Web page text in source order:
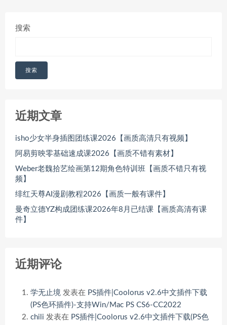
搜索
搜索
近期文章
isho少女半身插图团练课2026【画质高清只有视频】
阿易剪映零基础速成课2026【画质不错有素材】
Weber老魏拾艺绘画第12期角色特训班【画质不错只有视
频】
绯红天尊AI漫剧教程2026【画质一般有课件】
曼奇立德YZ构成团练课2026年8月已结课【画质高清有课
件】
近期评论
学无止境 发表在 PS插件|Coolorus v2.6中文插件下载
(PS色环插件)-支持Win/Mac PS CS6-CC2022
chili 发表在 PS插件|Coolorus v2.6中文插件下载(PS色